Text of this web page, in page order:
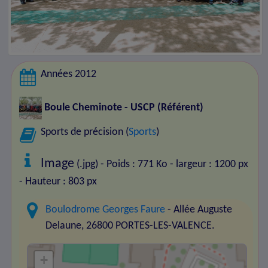
Années 2012
Boule Cheminote - USCP (Référent)
Sports de précision (Sports)
Image (.jpg) - Poids : 771 Ko - largeur : 1200 px
- Hauteur : 803 px
Boulodrome Georges Faure - Allée Auguste
Delaune, 26800 PORTES-LES-VALENCE.
+